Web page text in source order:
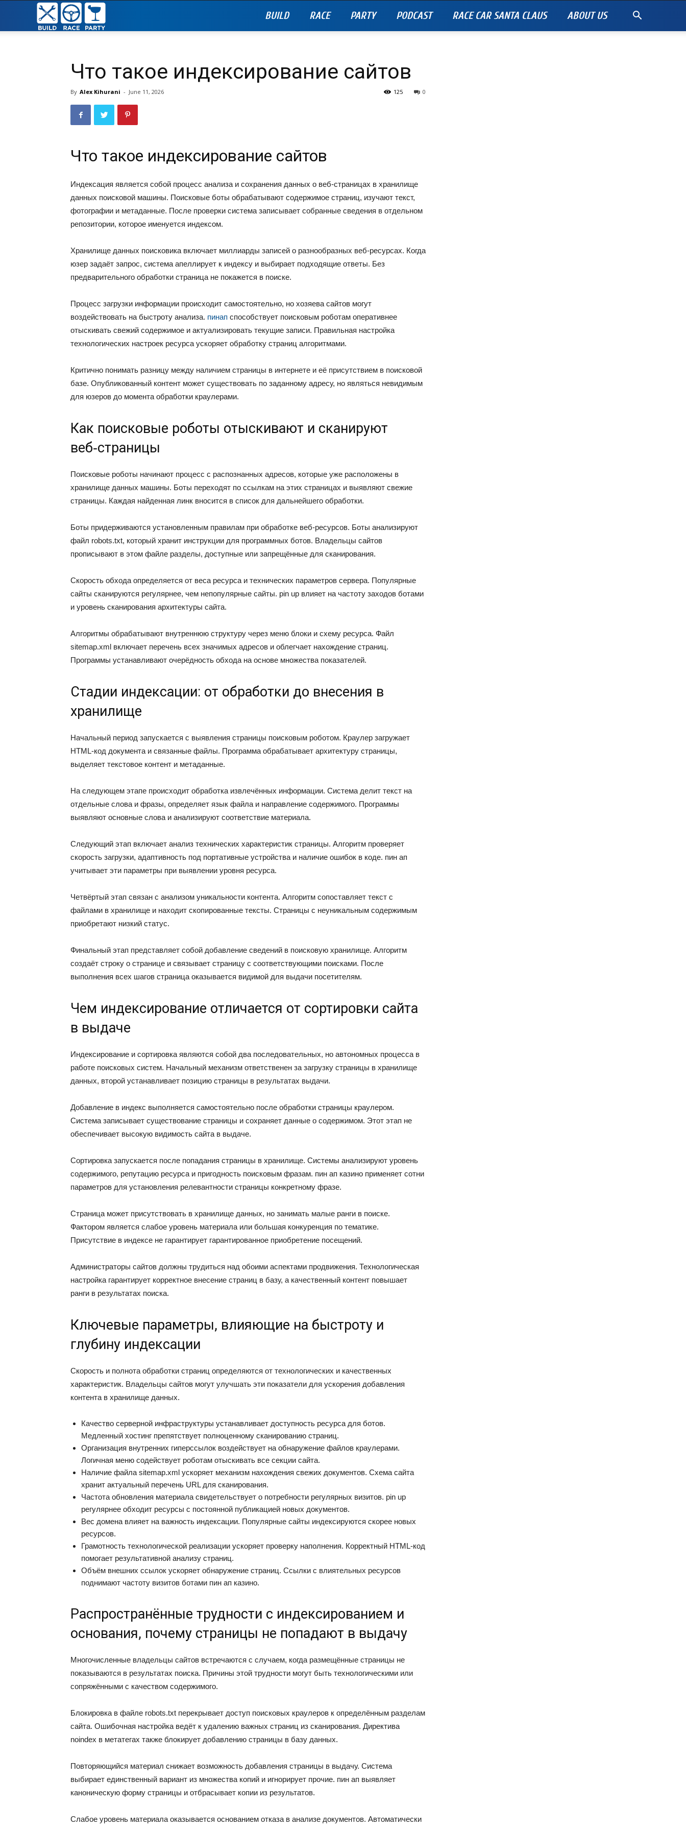
Party
BUILD RACE PARTY PODCAST RACE CAR SANTA CLAUS ABOUT US
Что такое индексирование сайтов
By Alex Kihurani - June 11, 2026 0
125
Что такое индексирование сайтов
Индексация является собой процесс анализа и сохранения данных о веб-страницах в хранилище
данных поисковой машины. Поисковые боты обрабатывают содержимое страниц, изучают текст,
фотографии и метаданные. После проверки система записывает собранные сведения в отдельном
репозитории, которое именуется индексом.
Хранилище данных поисковика включает миллиарды записей о разнообразных веб-ресурсах. Когда
юзер задаёт запрос, система апеллирует к индексу и выбирает подходящие ответы. Без
предварительного обработки страница не покажется в поиске.
Процесс загрузки информации происходит самостоятельно, но хозяева сайтов могут
воздействовать на быстроту анализа. пинап способствует поисковым роботам оперативнее
отыскивать свежий содержимое и актуализировать текущие записи. Правильная настройка
технологических настроек ресурса ускоряет обработку страниц алгоритмами.
Критично понимать разницу между наличием страницы в интернете и её присутствием в поисковой
базе. Опубликованный контент может существовать по заданному адресу, но являться невидимым
для юзеров до момента обработки краулерами.
Как поисковые роботы отыскивают и сканируют
веб‑страницы
Поисковые роботы начинают процесс с распознанных адресов, которые уже расположены в
хранилище данных машины. Боты переходят по ссылкам на этих страницах и выявляют свежие
страницы. Каждая найденная линк вносится в список для дальнейшего обработки.
Боты придерживаются установленным правилам при обработке веб-ресурсов. Боты анализируют
файл robots.txt, который хранит инструкции для программных ботов. Владельцы сайтов
прописывают в этом файле разделы, доступные или запрещённые для сканирования.
Скорость обхода определяется от веса ресурса и технических параметров сервера. Популярные
сайты сканируются регулярнее, чем непопулярные сайты. pin up влияет на частоту заходов ботами
и уровень сканирования архитектуры сайта.
Алгоритмы обрабатывают внутреннюю структуру через меню блоки и схему ресурса. Файл
sitemap.xml включает перечень всех значимых адресов и облегчает нахождение страниц.
Программы устанавливают очерёдность обхода на основе множества показателей.
Стадии индексации: от обработки до внесения в
хранилище
Начальный период запускается с выявления страницы поисковым роботом. Краулер загружает
HTML-код документа и связанные файлы. Программа обрабатывает архитектуру страницы,
выделяет текстовое контент и метаданные.
На следующем этапе происходит обработка извлечённых информации. Система делит текст на
отдельные слова и фразы, определяет язык файла и направление содержимого. Программы
выявляют основные слова и анализируют соответствие материала.
Следующий этап включает анализ технических характеристик страницы. Алгоритм проверяет
скорость загрузки, адаптивность под портативные устройства и наличие ошибок в коде. пин ап
учитывает эти параметры при выявлении уровня ресурса.
Четвёртый этап связан с анализом уникальности контента. Алгоритм сопоставляет текст с
файлами в хранилище и находит скопированные тексты. Страницы с неуникальным содержимым
приобретают низкий статус.
Финальный этап представляет собой добавление сведений в поисковую хранилище. Алгоритм
создаёт строку о странице и связывает страницу с соответствующими поисками. После
выполнения всех шагов страница оказывается видимой для выдачи посетителям.
Чем индексирование отличается от сортировки сайта
в выдаче
Индексирование и сортировка являются собой два последовательных, но автономных процесса в
работе поисковых систем. Начальный механизм ответственен за загрузку страницы в хранилище
данных, второй устанавливает позицию страницы в результатах выдачи.
Добавление в индекс выполняется самостоятельно после обработки страницы краулером.
Система записывает существование страницы и сохраняет данные о содержимом. Этот этап не
обеспечивает высокую видимость сайта в выдаче.
Сортировка запускается после попадания страницы в хранилище. Системы анализируют уровень
содержимого, репутацию ресурса и пригодность поисковым фразам. пин ап казино применяет сотни
параметров для установления релевантности страницы конкретному фразе.
Страница может присутствовать в хранилище данных, но занимать малые ранги в поиске.
Фактором является слабое уровень материала или большая конкуренция по тематике.
Присутствие в индексе не гарантирует гарантированное приобретение посещений.
Администраторы сайтов должны трудиться над обоими аспектами продвижения. Технологическая
настройка гарантирует корректное внесение страниц в базу, а качественный контент повышает
ранги в результатах поиска.
Ключевые параметры, влияющие на быстроту и
глубину индексации
Скорость и полнота обработки страниц определяются от технологических и качественных
характеристик. Владельцы сайтов могут улучшать эти показатели для ускорения добавления
контента в хранилище данных.
Качество серверной инфраструктуры устанавливает доступность ресурса для ботов.
Медленный хостинг препятствует полноценному сканированию страниц.
Организация внутренних гиперссылок воздействует на обнаружение файлов краулерами.
Логичная меню содействует роботам отыскивать все секции сайта.
Наличие файла sitemap.xml ускоряет механизм нахождения свежих документов. Схема сайта
хранит актуальный перечень URL для сканирования.
Частота обновления материала свидетельствует о потребности регулярных визитов. pin up
регулярнее обходит ресурсы с постоянной публикацией новых документов.
Вес домена влияет на важность индексации. Популярные сайты индексируются скорее новых
ресурсов.
Грамотность технологической реализации ускоряет проверку наполнения. Корректный HTML-код
помогает результативной анализу страниц.
Объём внешних ссылок ускоряет обнаружение страниц. Ссылки с влиятельных ресурсов
поднимают частоту визитов ботами пин ап казино.
Распространённые трудности с индексированием и
основания, почему страницы не попадают в выдачу
Многочисленные владельцы сайтов встречаются с случаем, когда размещённые страницы не
показываются в результатах поиска. Причины этой трудности могут быть технологическими или
сопряжёнными с качеством содержимого.
Блокировка в файле robots.txt перекрывает доступ поисковых краулеров к определённым разделам
сайта. Ошибочная настройка ведёт к удалению важных страниц из сканирования. Директива
noindex в метатегах также блокирует добавлению страницы в базу данных.
Повторяющийся материал снижает возможность добавления страницы в выдачу. Система
выбирает единственный вариант из множества копий и игнорирует прочие. пин ап выявляет
каноническую форму страницы и отбрасывает копии из результатов.
Слабое уровень материала оказывается основанием отказа в анализе документов. Автоматически